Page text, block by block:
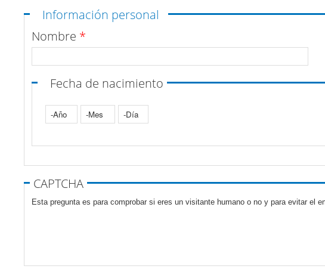
Ocultar
Información personal
Nombre *
Fecha de nacimiento
Año
Mes Día
Pestañas verticales
CAPTCHA
Esta pregunta es para comprobar si eres un visitante humano o no y para evitar el